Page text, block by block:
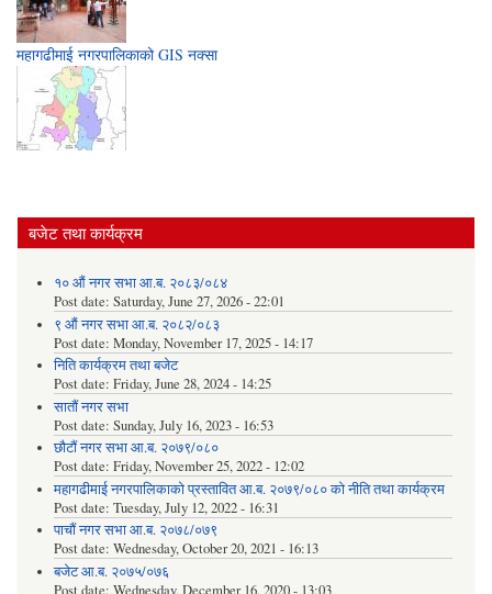
महागढीमाई नगरपालिकाको GIS नक्सा
बजेट तथा कार्यक्रम
१० औं नगर सभा आ.ब. २०८३/०८४
Post date: Saturday, June 27, 2026 - 22:01
९ औं नगर सभा आ.ब. २०८२/०८३
Post date: Monday, November 17, 2025 - 14:17
निति कार्यक्रम तथा बजेट
Post date: Friday, June 28, 2024 - 14:25
सातौं नगर सभा
Post date: Sunday, July 16, 2023 - 16:53
छौटौं नगर सभा आ.ब. २०७९/०८०
Post date: Friday, November 25, 2022 - 12:02
महागढीमाई नगरपालिकाको प्रस्तावित आ.ब. २०७९/०८० को नीति तथा कार्यक्रम
Post date: Tuesday, July 12, 2022 - 16:31
पाचौं नगर सभा आ.ब. २०७८/०७९
Post date: Wednesday, October 20, 2021 - 16:13
बजेट आ.ब. २०७५/०७६
Post date: Wednesday, December 16, 2020 - 13:03